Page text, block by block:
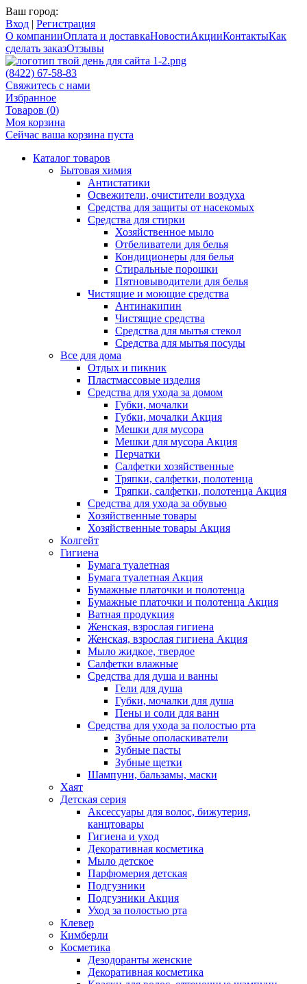
Ваш город:
Вход | Регистрация
О компанииОплата и доставкаНовостиАкцииКонтактыКак
сделать заказОтзывы
(8422) 67-58-83
Свяжитесь с нами
Избранное
Товаров (0)
Моя корзина
Сейчас ваша корзина пуста
Каталог товаров
Бытовая химия
Антистатики
Освежители, очистители воздуха
Средства для защиты от насекомых
Средства для стирки
Хозяйственное мыло
Отбеливатели для белья
Кондиционеры для белья
Стиральные порошки
Пятновыводители для белья
Чистящие и моющие средства
Антинакипин
Чистящие средства
Средства для мытья стекол
Средства для мытья посуды
Все для дома
Отдых и пикник
Пластмассовые изделия
Средства для ухода за домом
Губки, мочалки
Губки, мочалки Акция
Мешки для мусора
Мешки для мусора Акция
Перчатки
Салфетки хозяйственные
Тряпки, салфетки, полотенца
Тряпки, салфетки, полотенца Акция
Средства для ухода за обувью
Хозяйственные товары
Хозяйственные товары Акция
Колгейт
Гигиена
Бумага туалетная
Бумага туалетная Акция
Бумажные платочки и полотенца
Бумажные платочки и полотенца Акция
Ватная продукция
Женская, взрослая гигиена
Женская, взрослая гигиена Акция
Мыло жидкое, твердое
Салфетки влажные
Средства для душа и ванны
Гели для душа
Губки, мочалки для душа
Пены и соли для ванн
Средства для ухода за полостью рта
Зубные ополаскиватели
Зубные пасты
Зубные щетки
Шампуни, бальзамы, маски
Хаят
Детская серия
Аксессуары для волос, бижутерия,
канцтовары
Гигиена и уход
Декоративная косметика
Мыло детское
Парфюмерия детская
Подгузники
Подгузники Акция
Уход за полостью рта
Клевер
Кимберли
Косметика
Дезодоранты женские
Декоративная косметика